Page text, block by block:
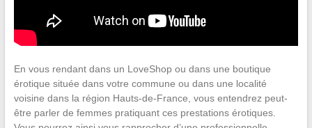
En vous rendant dans un LoveShop ou dans une boutique
érotique située dans votre commune ou dans une localité
voisine dans la région Hauts-de-France, vous entendrez peut-
être parler de femmes pratiquant ces prestations érotiques.